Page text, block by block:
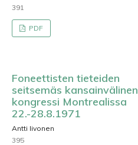
391
PDF
Foneettisten tieteiden
seitsemäs kansainvälinen
kongressi Montrealissa
22.-28.8.1971
Antti Iivonen
395